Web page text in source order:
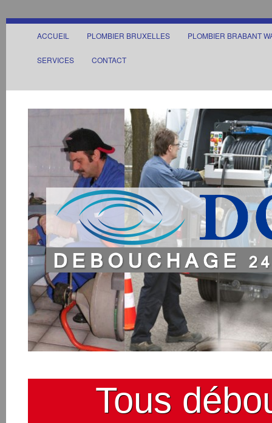
ACCUEIL PLOMBIER BRUXELLES PLOMBIER BRABANT
SERVICES CONTACT
Tous